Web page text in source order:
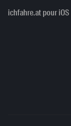
ichfahre.at pour iOS